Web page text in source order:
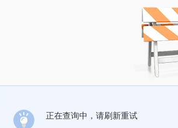
正在查询中，请刷新重试